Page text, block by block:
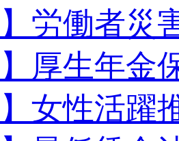
】労働者災
】厚生年金
】女性活躍